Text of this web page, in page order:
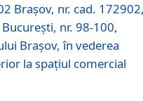
Brașov, nr. cad.
nr. 98-100,
Brașov, în vederea
la spațiul comercial